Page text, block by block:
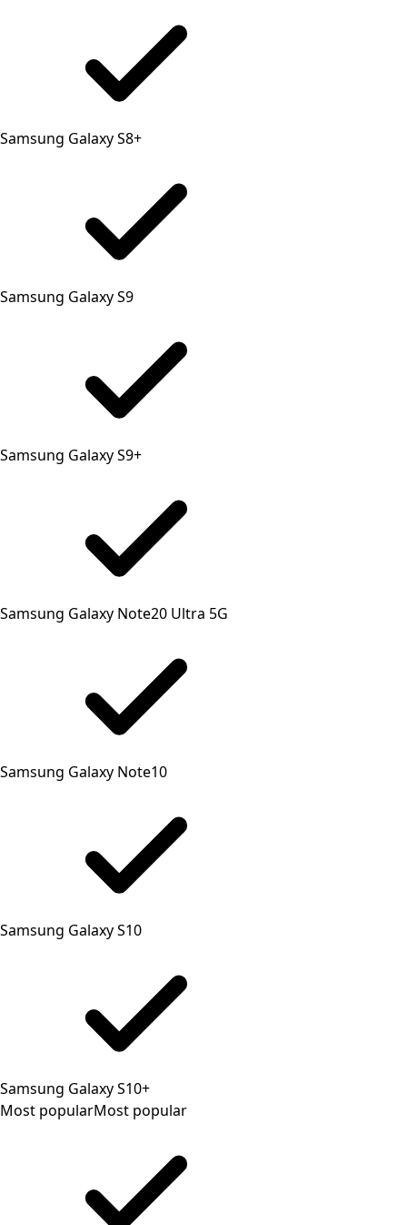
Samsung Galaxy S8+
Samsung Galaxy S9
Samsung Galaxy S9+
Samsung Galaxy Note20 Ultra 5G
Samsung Galaxy Note10
Samsung Galaxy S10
Samsung Galaxy S10+
Most popularMost popular